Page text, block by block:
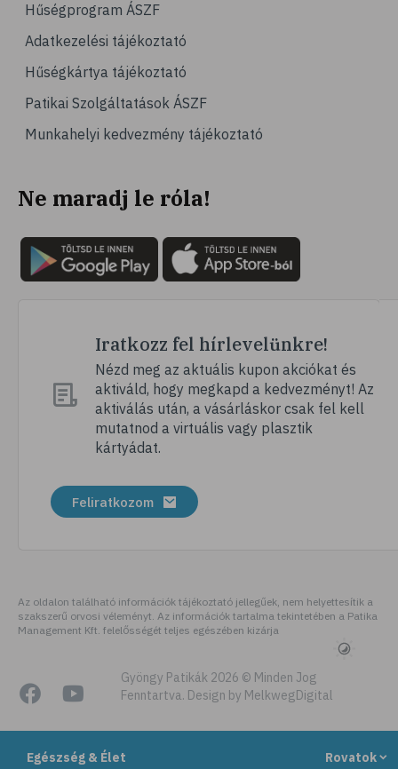
Egészség & Élet Rovatok
# sípálya
# sífutás
# curling
# Egészség
# immunrendszer
# izomerősítés
# utazás
# nyaralás
# szúnyog
# szúnyogcsípés
# tábor
# nyári tábor
# csomagolás
# felszerelés
# folyadékfogyasztás
# strandolás
# strandétel
# kalória
# hányinger
Hűségprogram ÁSZF
Adatkezelési tájékoztató
Hűségkártya tájékoztató
Patikai Szolgáltatások ÁSZF
Munkahelyi kedvezmény tájékoztató
Ne maradj le róla!
Iratkozz fel hírlevelünkre!
Nézd meg az aktuális kupon akciókat és
aktiváld, hogy megkapd a kedvezményt! Az
aktiválás után, a vásárláskor csak fel kell
mutatnod a virtuális vagy plasztik
kártyádat.
Feliratkozom
Az oldalon található információk tájékoztató jellegűek, nem helyettesítik a
szakszerű orvosi véleményt. Az információk tartalma tekintetében a Patika
Management Kft. felelősségét teljes egészében kizárja
Gyöngy Patikák 2026 © Minden Jog
Fenntartva. Design by MelkwegDigital